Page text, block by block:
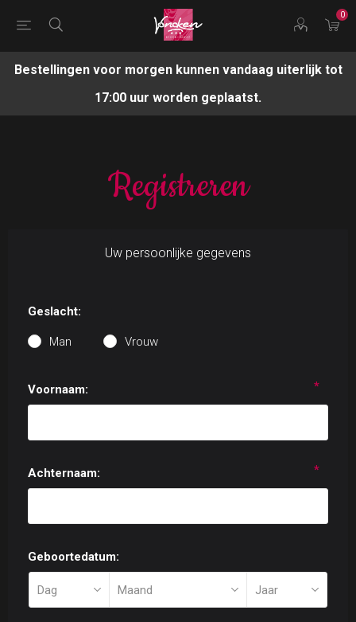
0
Bestellingen voor morgen kunnen vandaag uiterlijk tot
17:00 uur worden geplaatst.
Registreren
Uw persoonlijke gegevens
Geslacht:
Man Vrouw
Voornaam: *
Achternaam: *
Geboortedatum: